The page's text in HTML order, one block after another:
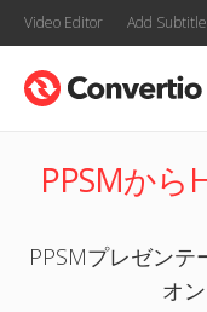
Video Editor Add
PPSMから
PPSMプレゼン
オ